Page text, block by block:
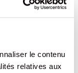
le contenu
relatives aux